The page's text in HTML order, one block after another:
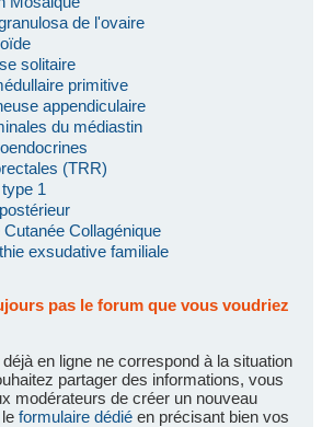
de l'ovaire
solitaire
primitive
appendiculaire
du médiastin
(TRR)
1
Collagénique
exsudative familiale
pas le forum que vous voudriez
en ligne ne correspond à la situation
partager des informations, vous
modérateurs de créer un nouveau
formulaire dédié en précisant bien vos